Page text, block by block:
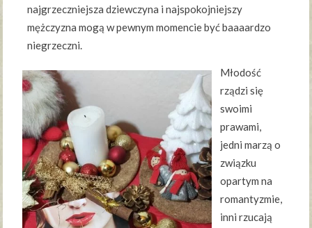
najgrzeczniejsza dziewczyna i najspokojniejszy
mężczyzna mogą w pewnym momencie być baaaardzo
niegrzeczni.
Młodość
rządzi się
swoimi
prawami,
jedni marzą o
związku
opartym na
romantyzmie,
inni rzucają